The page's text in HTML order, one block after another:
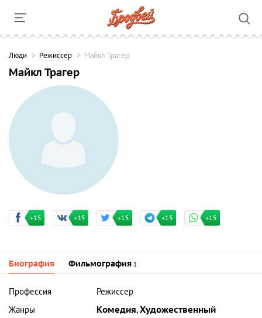
Люди Режиссер Майкл Трагер
Майкл Трагер
+15 +15 +15 +15 +15
Биография Фильмография 1
Профессия
Режиссер
Жанры
Комедия,Художественный